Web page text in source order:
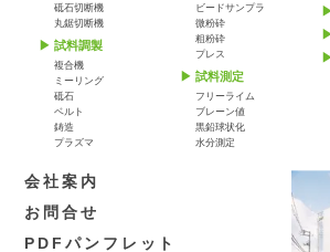
砥石切断機
丸鋸切断機
試料調製
複合機
ミーリング
砥石
ベルト
鋳造
プラズマ
ビードサンプラ
微粉砕
粗粉砕
プレス
試料測定
フリーライム
ブレーン値
黒鉛球状化
水分測定
会社案内
お問合せ
PDFパンフレット